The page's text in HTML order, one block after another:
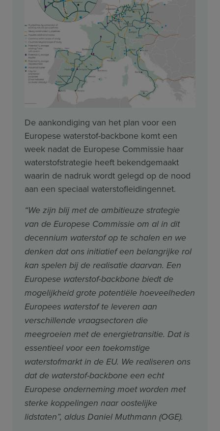
De aankondiging van het plan voor een
Europese waterstof-backbone komt een
week nadat de Europese Commissie haar
waterstofstrategie heeft bekendgemaakt
waarin de nadruk wordt gelegd op de nood
aan een speciaal waterstofleidingennet.
“We zijn blij met de ambitieuze strategie
van de Europese Commissie om al in dit
decennium waterstof op te schalen en we
denken dat ons initiatief een belangrijke rol
kan spelen bij de realisatie daarvan. Een
Europese waterstof-backbone biedt de
mogelijkheid grote potentiële hoeveelheden
Europees waterstof te leveren aan
verschillende vraagsectoren die
meegroeien met de energietransitie. Dat is
essentieel voor een toekomstige
waterstofmarkt in de EU. We realiseren ons
dat de waterstof-backbone een echt
Europese onderneming moet worden met
sterke koppelingen naar oostelijke
lidstaten”, aldus Daniel Muthmann (OGE).